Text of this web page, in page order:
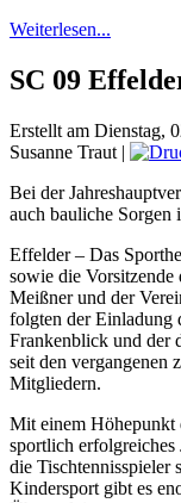
Weiterlesen...
SC 09
Erstellt am Dienstag,
Susanne Traut |
Bei der
auch bauliche
Effelder – Das
sowie die Vorsitzende
Meißner und der
folgten der Einladung
Frankenblick und der
seit den vergangenen
Mitgliedern.
Mit einem Höhepunkt
sportlich
die
Kindersport gibt es